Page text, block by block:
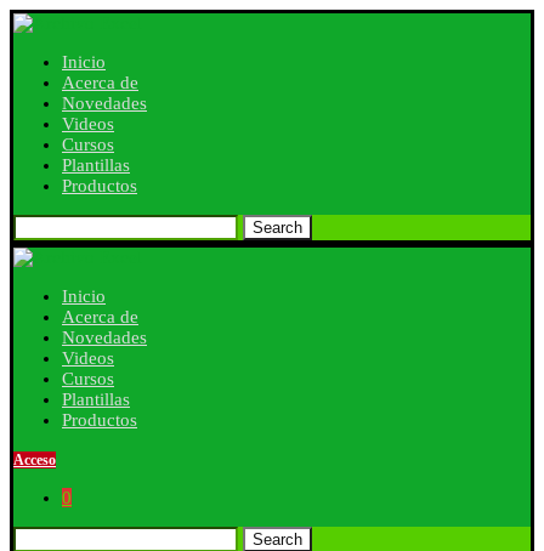
Inicio
Acerca de
Novedades
Videos
Cursos
Plantillas
Productos
Search
Inicio
Acerca de
Novedades
Videos
Cursos
Plantillas
Productos
Acceso
0
Search